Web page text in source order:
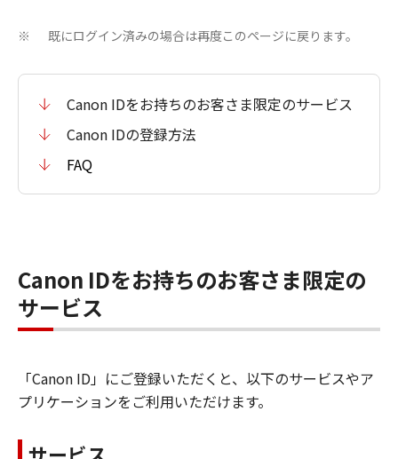
※ 既にログイン済みの場合は再度このページに戻ります。
Canon IDをお持ちのお客さま限定のサービス
Canon IDの登録方法
FAQ
Canon IDをお持ちのお客さま限定の
サービス
「Canon ID」にご登録いただくと、以下のサービスやア
プリケーションをご利用いただけます。